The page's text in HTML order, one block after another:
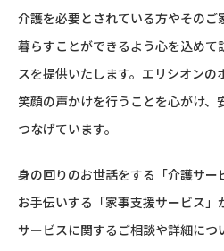
介護を必要とされている方やそのご
暮らすことができるよう心を込めて
スを提供いたします。エリシオンの
笑顔の声かけを行うことを心がけ、
つなげています。
身の回りのお世話をする「介護サー
お手伝いする「家事支援サービス」
サービスに関するご相談や詳細につ